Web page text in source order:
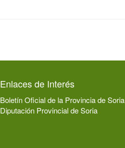
Enlaces de Interés
Boletín Oficial de la Provincia de Soria
Diputación Provincial de Soria